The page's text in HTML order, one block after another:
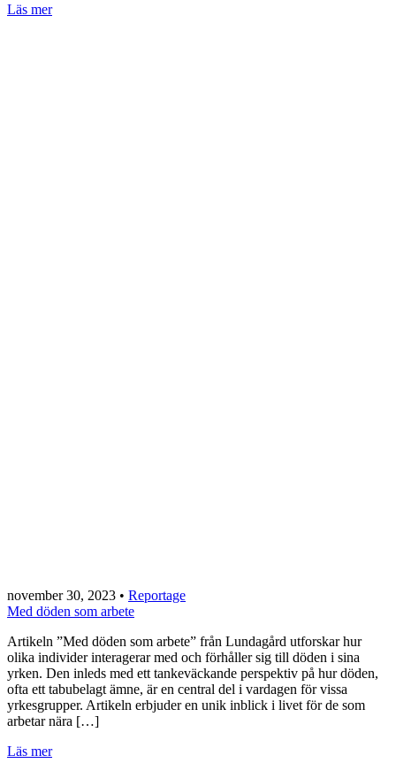
Läs mer
november 30, 2023 • Reportage
Med döden som arbete
Artikeln ”Med döden som arbete” från Lundagård utforskar hur
olika individer interagerar med och förhåller sig till döden i sina
yrken. Den inleds med ett tankeväckande perspektiv på hur döden,
ofta ett tabubelagt ämne, är en central del i vardagen för vissa
yrkesgrupper. Artikeln erbjuder en unik inblick i livet för de som
arbetar nära […]
Läs mer